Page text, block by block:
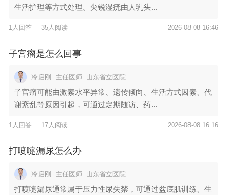
生活护理等方式处理。尖锐湿疣由人乳头...
1人回答 35人阅读 2026-08-08 16:46
子宫瘤是怎么回事
冷启刚 主任医师 山东省立医院
子宫瘤可能由激素水平异常、遗传倾向、生活方式因素、代
谢紊乱等原因引起，可通过定期随访、药...
1人回答 17人阅读 2026-08-08 16:16
打喷嚏漏尿怎么办
冷启刚 主任医师 山东省立医院
打喷嚏漏尿通常属于压力性尿失禁，可通过盆底肌训练、生